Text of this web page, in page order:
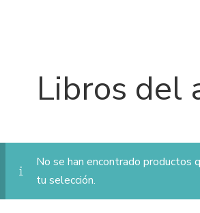
Libros del
No se han encontrado productos
tu selección.